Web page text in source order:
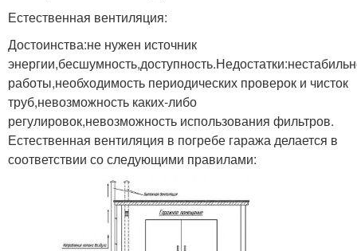
Естественная вентиляция:
Достоинства:не нужен источник
работы,необходимость периодических проверок и чисток
труб,невозможность каких-либо
регулировок,невозможность использования фильтров.
Естественная вентиляция в погребе гаража делается в
соответствии со следующими правилами: